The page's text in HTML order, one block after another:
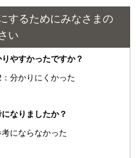
するためにみなさまの
い
やすかったですか？
：分かりにくかった
なりましたか？
考にならなかった